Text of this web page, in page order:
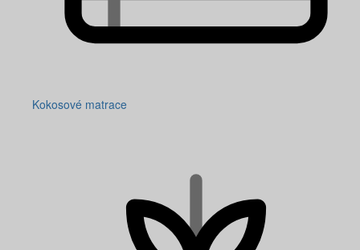
Kokosové matrace